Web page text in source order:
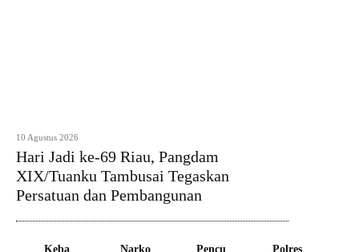
10 Agustus 2026
Hari Jadi ke-69 Riau, Pangdam
XIX/Tuanku Tambusai Tegaskan
Persatuan dan Pembangunan
Keba
Narko
Pencu
Polres